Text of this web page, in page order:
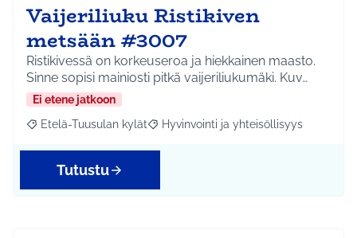
Vaijeriliuku Ristikiven
metsään #3007
Ristikivessä on korkeuseroa ja hiekkainen maasto.
Sinne sopisi mainiosti pitkä vaijeriliukumäki. Kuv…
Ei etene jatkoon
Rajaa tulokset aihepiirin mukaan: Etelä-Tuusulan kylät
Etelä-Tuusulan kylät Rajaa tulokset teeman mukaan:
Hyvinvointi ja yhteisöllisyys
Tutustu